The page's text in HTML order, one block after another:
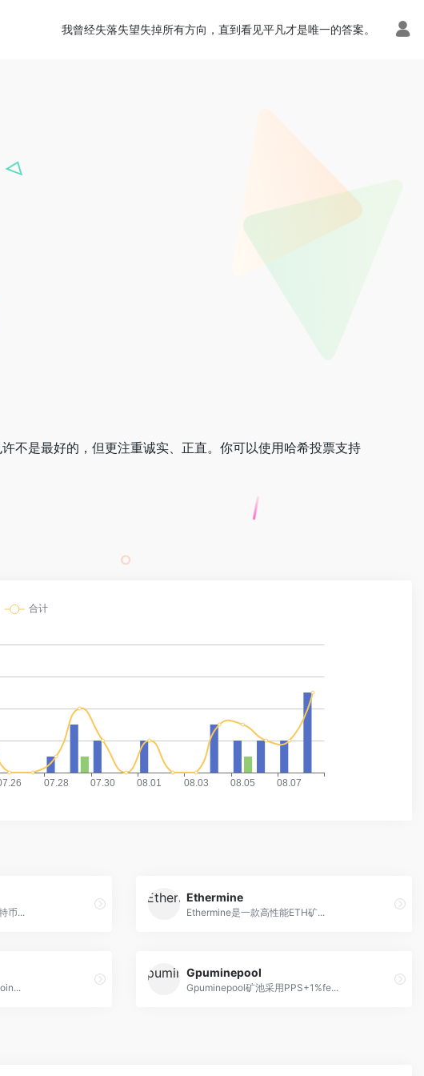
我曾经失落失望失掉所有方向，直到看见平凡才是唯一的答案。
是最好的，但更注重诚实、正直。你可以使用哈希投票支持
币...
Ethermine
Ethermine是一款高性能ETH矿...
Gpuminepool
Gpuminepool矿池采用PPS+1%fe...